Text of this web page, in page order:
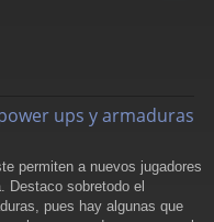
ups y armaduras
permiten a nuevos jugadores
Destaco sobretodo el
pues hay algunas que